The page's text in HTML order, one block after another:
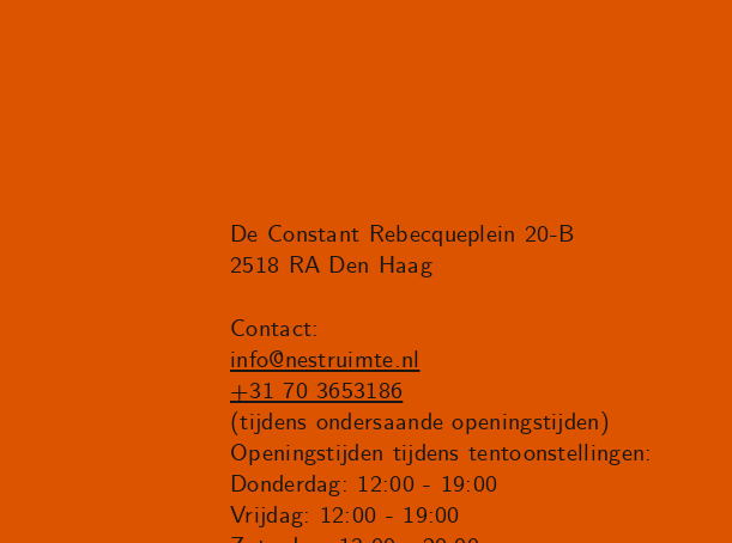
De Constant Rebecqueplein 20-B
2518 RA Den Haag
Contact:
info@nestruimte.nl
+31 70 3653186
(tijdens ondersaande openingstijden)
Openingstijden tijdens tentoonstellingen:
Donderdag: 12:00 - 19:00
Vrijdag: 12:00 - 19:00